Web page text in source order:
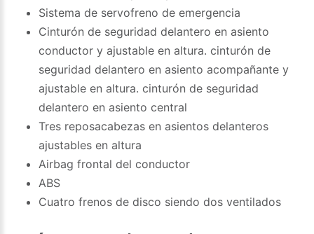
Sistema de servofreno de emergencia
Cinturón de seguridad delantero en asiento
conductor y ajustable en altura. cinturón de
seguridad delantero en asiento acompañante y
ajustable en altura. cinturón de seguridad
delantero en asiento central
Tres reposacabezas en asientos delanteros
ajustables en altura
Airbag frontal del conductor
ABS
Cuatro frenos de disco siendo dos ventilados